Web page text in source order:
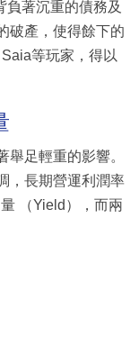
負著沉重的債務及
破產，使得餘下的
等玩家，得以
足輕重的影響。
，長期營運利潤率
（Yield），而兩